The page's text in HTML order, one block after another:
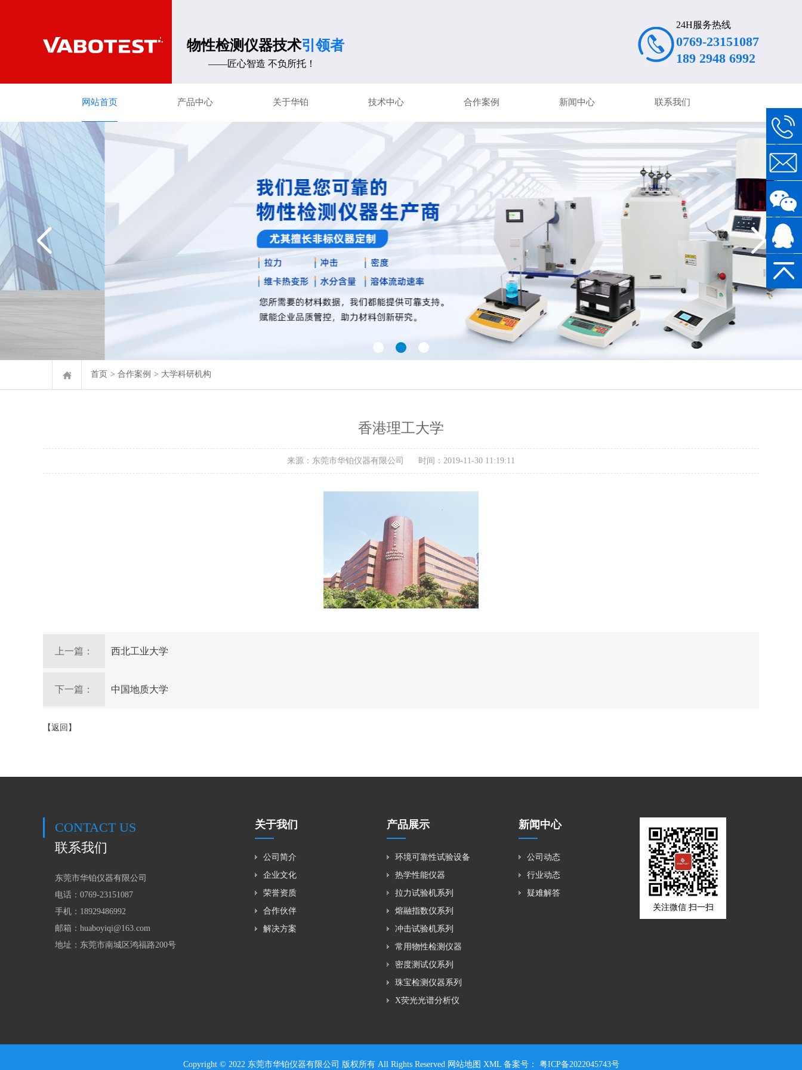
物性检测仪器技术引领者
——匠心智造 不负所托！
24H服务热线
0769-23151087
189 2948 6992
网站首页 产品中心 关于华铂 技术中心 合作案例 新闻中心 联系我们
首页 > 合作案例 > 大学科研机构
香港理工大学
来源：东莞市华铂仪器有限公司 时间：2019-11-30 11:19:11
上一篇： 西北工业大学
下一篇： 中国地质大学
【返回】
CONTACT US
联系我们
东莞市华铂仪器有限公司
电话：0769-23151087
手机：18929486992
邮箱：huaboyiqi@163.com
地址：东莞市南城区鸿福路200号
关于我们
公司简介
企业文化
荣誉资质
合作伙伴
解决方案
产品展示
环境可靠性试验设备
热学性能仪器
拉力试验机系列
熔融指数仪系列
冲击试验机系列
常用物性检测仪器
密度测试仪系列
珠宝检测仪器系列
X荧光光谱分析仪
新闻中心
公司动态
行业动态
疑难解答
关注微信 扫一扫
Copyright © 2022 东莞市华铂仪器有限公司 版权所有 All Rights Reserved 网站地图 XML备案号： 粤ICP备2022045743号